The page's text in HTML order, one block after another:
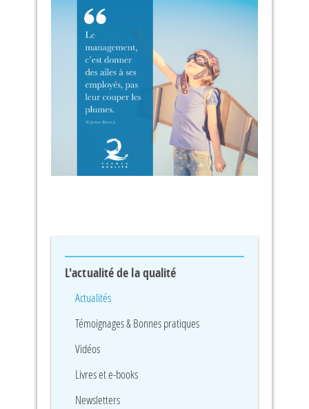
L'actualité de la qualité
Actualités
Témoignages & Bonnes pratiques
Vidéos
Livres et e-books
Newsletters